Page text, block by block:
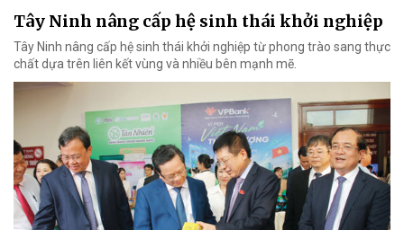
Tây Ninh nâng cấp hệ sinh thái khởi nghiệp
Tây Ninh nâng cấp hệ sinh thái khởi nghiệp từ phong trào sang thực
chất dựa trên liên kết vùng và nhiều bên mạnh mẽ.